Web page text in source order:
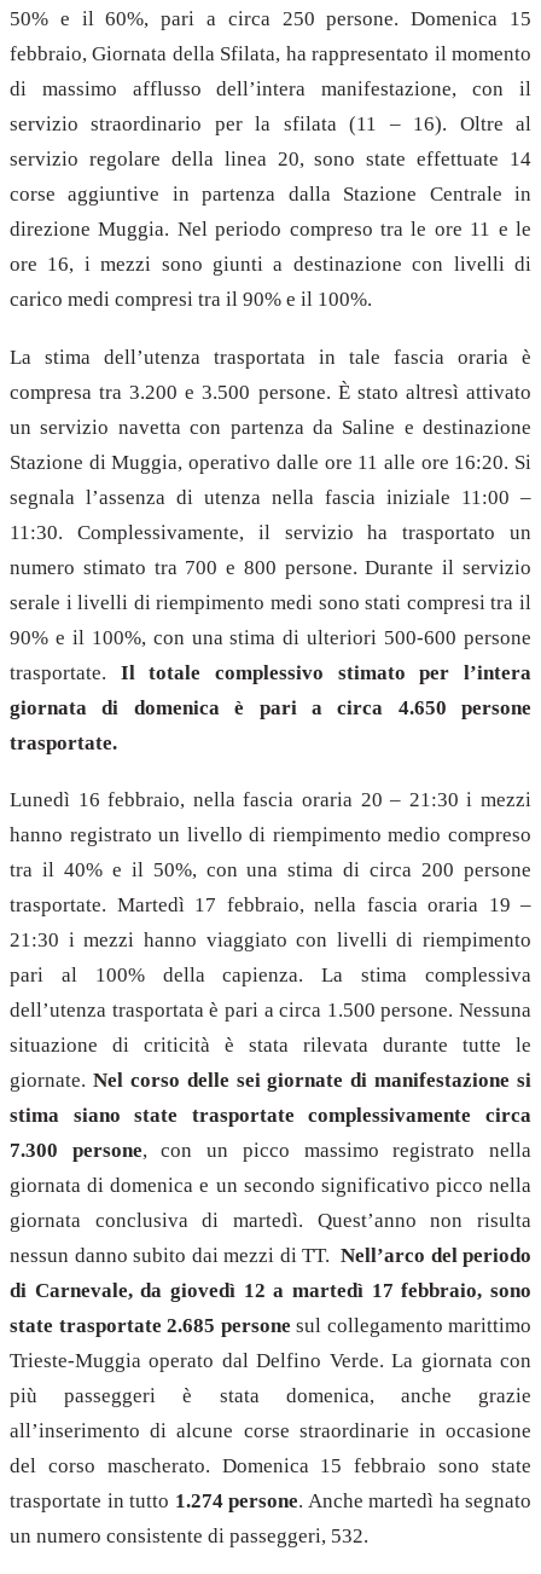
50% e il 60%, pari a circa 250 persone. Domenica 15
febbraio, Giornata della Sfilata, ha rappresentato il momento
di massimo afflusso dell’intera manifestazione, con il
servizio straordinario per la sfilata (11 – 16). Oltre al
servizio regolare della linea 20, sono state effettuate 14
corse aggiuntive in partenza dalla Stazione Centrale in
direzione Muggia. Nel periodo compreso tra le ore 11 e le
ore 16, i mezzi sono giunti a destinazione con livelli di
carico medi compresi tra il 90% e il 100%.
La stima dell’utenza trasportata in tale fascia oraria è
compresa tra 3.200 e 3.500 persone. È stato altresì attivato
un servizio navetta con partenza da Saline e destinazione
Stazione di Muggia, operativo dalle ore 11 alle ore 16:20. Si
segnala l’assenza di utenza nella fascia iniziale 11:00 –
11:30. Complessivamente, il servizio ha trasportato un
numero stimato tra 700 e 800 persone. Durante il servizio
serale i livelli di riempimento medi sono stati compresi tra il
90% e il 100%, con una stima di ulteriori 500-600 persone
trasportate. Il totale complessivo stimato per l’intera
giornata di domenica è pari a circa 4.650 persone
trasportate.
Lunedì 16 febbraio, nella fascia oraria 20 – 21:30 i mezzi
hanno registrato un livello di riempimento medio compreso
tra il 40% e il 50%, con una stima di circa 200 persone
trasportate. Martedì 17 febbraio, nella fascia oraria 19 –
21:30 i mezzi hanno viaggiato con livelli di riempimento
pari al 100% della capienza. La stima complessiva
dell’utenza trasportata è pari a circa 1.500 persone. Nessuna
situazione di criticità è stata rilevata durante tutte le
giornate. Nel corso delle sei giornate di manifestazione si
stima siano state trasportate complessivamente circa
7.300 persone, con un picco massimo registrato nella
giornata di domenica e un secondo significativo picco nella
giornata conclusiva di martedì. Quest’anno non risulta
nessun danno subito dai mezzi di TT. Nell’arco del periodo
di Carnevale, da giovedì 12 a martedì 17 febbraio, sono
state trasportate 2.685 persone sul collegamento marittimo
Trieste-Muggia operato dal Delfino Verde. La giornata con
più passeggeri è stata domenica, anche grazie
all’inserimento di alcune corse straordinarie in occasione
del corso mascherato. Domenica 15 febbraio sono state
trasportate in tutto 1.274 persone. Anche martedì ha segnato
un numero consistente di passeggeri, 532.